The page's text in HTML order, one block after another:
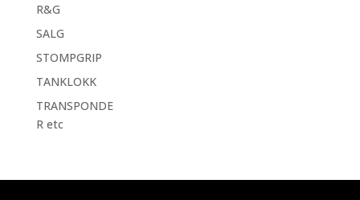
R&G
SALG
STOMPGRIP
TANKLOKK
TRANSPONDE
R etc